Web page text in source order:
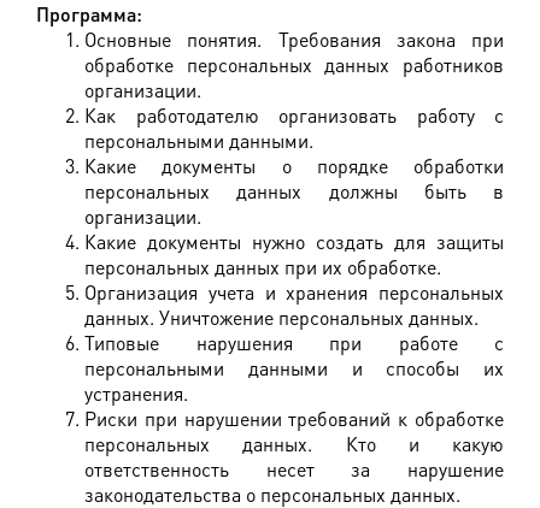
Программа:
Основные понятия. Требования закона при
обработке персональных данных работников
организации.
Как работодателю организовать работу с
персональными данными.
Какие документы о порядке обработки
персональных данных должны быть в
организации.
Какие документы нужно создать для защиты
персональных данных при их обработке.
Организация учета и хранения персональных
данных. Уничтожение персональных данных.
Типовые нарушения при работе с
персональными данными и способы их
устранения.
Риски при нарушении требований к обработке
персональных данных. Кто и какую
ответственность несет за нарушение
законодательства о персональных данных.